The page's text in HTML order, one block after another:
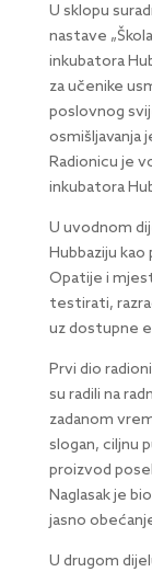
U sklopu
nastave
inkubatora
za učenike
poslovnog
osmišljavanja
Radionicu je
inkubatora
U uvodnom
Hubbaziju
Opatije i
testirati,
uz dostupne
Prvi dio
su radili na
zadanom
slogan, ciljnu
proizvod
Naglasak je
jasno
U drugom